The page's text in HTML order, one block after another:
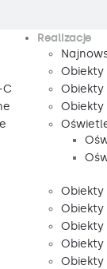
C
Realizacje
Obiekty
Obiekty
Obiekty
Obiekty
Obiekty
Obiekty
Obiekty